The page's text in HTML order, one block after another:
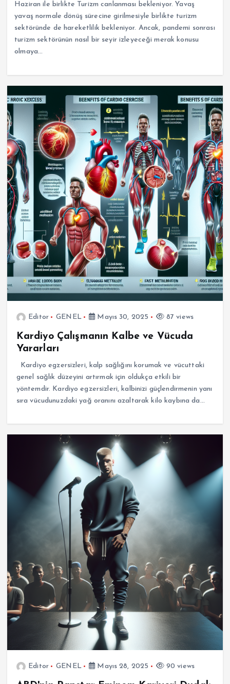
Haziran ile birlikte Turizm canlanması bekleniyor. Yavaş
yavaş normale dönüş sürecine girilmesiyle birlikte turizm
sektöründe de hareketlilik bekleniyor. Ancak, pandemi sonrası
turizm sektörünün nasıl bir seyir izleyeceği merak konusu
olmaya…
Editor GENEL Mayıs 30, 2025 87 views
Kardiyo Çalışmanın Kalbe ve Vücuda
Yararları
Kardiyo egzersizleri, kalp sağlığını korumak ve vücuttaki
genel sağlık düzeyini artırmak için oldukça etkili bir
yöntemdir. Kardiyo egzersizleri, kalbinizi güçlendirmenin yanı
sıra vücudunuzdaki yağ oranını azaltarak kilo kaybına da…
Editor GENEL Mayıs 28, 2025 90 views